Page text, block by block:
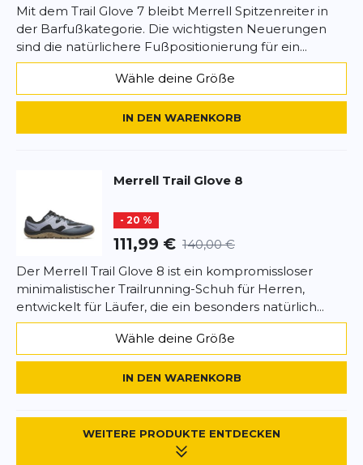
Rezension
Rezension
Google.
Mit dem Trail Glove 7 bleibt Merrell Spitzenreiter in
der Barfußkategorie. Die wichtigsten Neuerungen
sind die natürlichere Fußpositionierung für ein...
Wähle deine Größe
IN DEN WARENKORB
Merrell Trail Glove 8
- 20 %
111,99 € 140,00 €
Der Merrell Trail Glove 8 ist ein kompromissloser
minimalistischer Trailrunning-Schuh für Herren,
entwickelt für Läufer, die ein besonders natürlich...
Wähle deine Größe
IN DEN WARENKORB
WEITERE PRODUKTE ENTDECKEN